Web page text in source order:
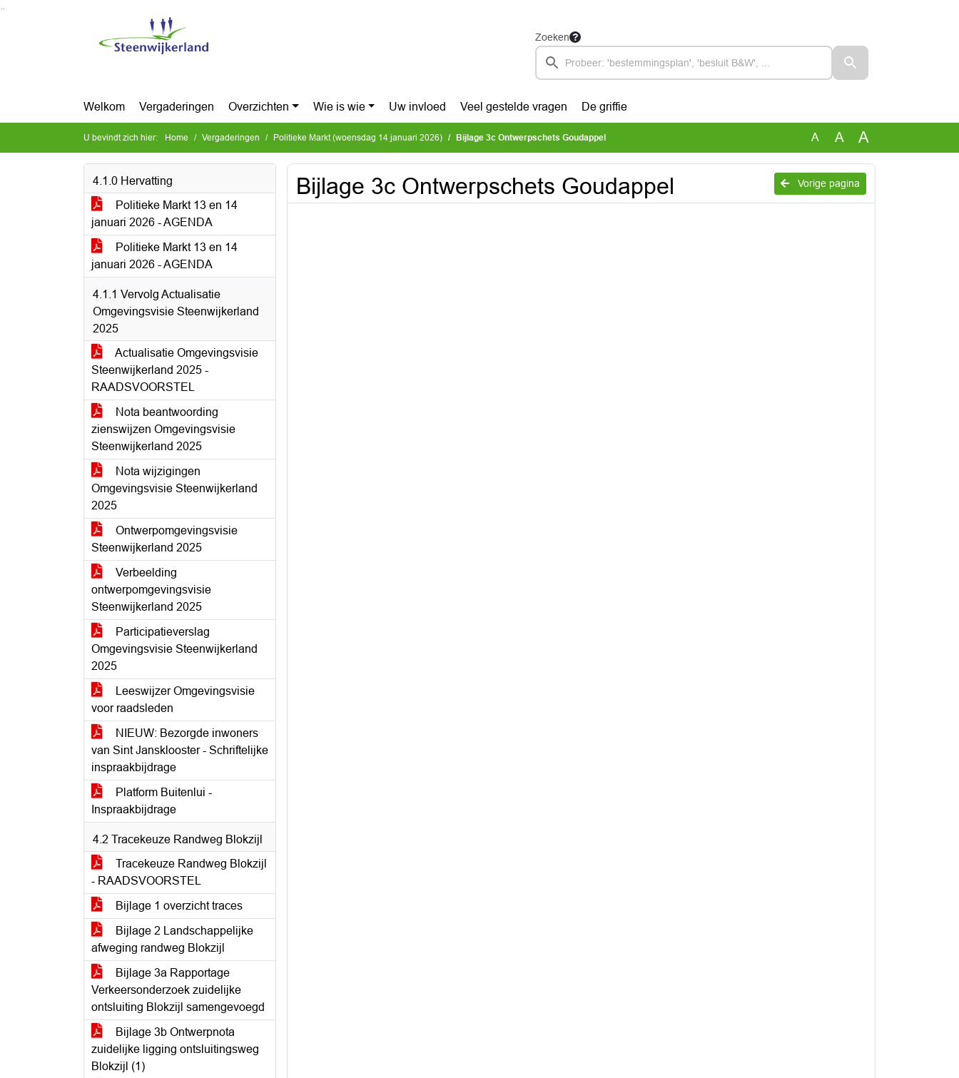
Ga naar de inhoud van deze pagina
Zoeken
Welkom Vergaderingen Overzichten Wie is wie Uw invloed Veel gestelde vragen De griffie
U bevindt zich hier: Home Vergaderingen Politieke Markt (woensdag 14 januari 2026) Bijlage 3c Ontwerpschets Goudappel A A A
4.1.0 Hervatting
Politieke Markt 13 en 14
januari 2026 - AGENDA
Politieke Markt 13 en 14
januari 2026 - AGENDA
4.1.1 Vervolg Actualisatie
Omgevingsvisie Steenwijkerland
2025
Actualisatie Omgevingsvisie
Steenwijkerland 2025 -
RAADSVOORSTEL
Nota beantwoording
zienswijzen Omgevingsvisie
Steenwijkerland 2025
Nota wijzigingen
Omgevingsvisie Steenwijkerland
2025
Ontwerpomgevingsvisie
Steenwijkerland 2025
Verbeelding
ontwerpomgevingsvisie
Steenwijkerland 2025
Participatieverslag
Omgevingsvisie Steenwijkerland
2025
Leeswijzer Omgevingsvisie
voor raadsleden
NIEUW: Bezorgde inwoners
van Sint Jansklooster - Schriftelijke
inspraakbijdrage
Platform Buitenlui -
Inspraakbijdrage
4.2 Tracekeuze Randweg Blokzijl
Tracekeuze Randweg Blokzijl
- RAADSVOORSTEL
Bijlage 1 overzicht traces
Bijlage 2 Landschappelijke
afweging randweg Blokzijl
Bijlage 3a Rapportage
Verkeersonderzoek zuidelijke
ontsluiting Blokzijl samengevoegd
Bijlage 3b Ontwerpnota
zuidelijke ligging ontsluitingsweg
Blokzijl (1)
Vorige pagina
Bijlage 3c Ontwerpschets Goudappel